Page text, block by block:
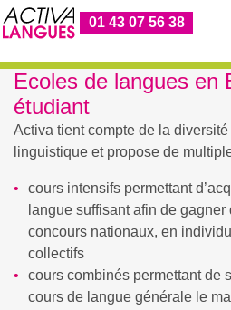
01 43 07 56 38
Ecoles de langues en
étudiant
Activa tient compte de la
linguistique et propose de
cours intensifs permettant
langue suffisant afin de
concours nationaux, en
collectifs
cours combinés permettant de
cours de langue générale le